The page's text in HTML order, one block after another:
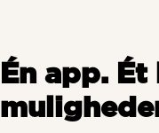
Én app.